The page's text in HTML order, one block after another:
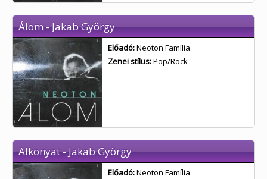
Álom - Jakab György
Előadó:Neoton Família
Zenei stílus:Pop/Rock
Alkonyat - Jakab György
Előadó:Neoton Família